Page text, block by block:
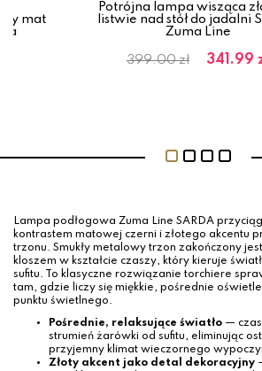
mat
Potrójna lampa wisząca
listwie nad stół do jadalni
Zuma Line
399.00 zł 341.99
Lampa podłogowa Zuma Line SARDA
kontrastem matowej czerni i złotego akcentu
trzonu. Smukły metalowy trzon zakończony
kloszem w kształcie czaszy, który kieruje
sufitu. To klasyczne rozwiązanie torchiere
tam, gdzie liczy się miękkie, pośrednie
punktu świetlnego.
Pośrednie, relaksujące światło —
strumień żarówki od sufitu, eliminując
przyjemny klimat wieczornego
Złoty akcent jako detal dekoracyjny